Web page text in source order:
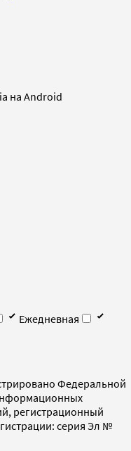
на Android
Ежедневная
Федеральной
регистрационный
серия Эл №